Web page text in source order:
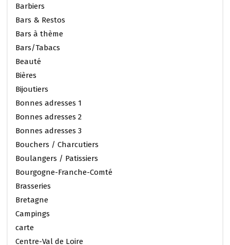
Barbiers
Bars & Restos
Bars à thème
Bars/Tabacs
Beauté
Bières
Bijoutiers
Bonnes adresses 1
Bonnes adresses 2
Bonnes adresses 3
Bouchers / Charcutiers
Boulangers / Patissiers
Bourgogne-Franche-Comté
Brasseries
Bretagne
Campings
carte
Centre-Val de Loire